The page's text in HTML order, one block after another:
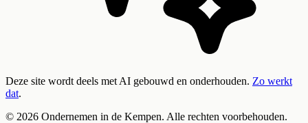
Deze site wordt deels met AI gebouwd en onderhouden. Zo werkt
dat.
© 2026 Ondernemen in de Kempen. Alle rechten voorbehouden.